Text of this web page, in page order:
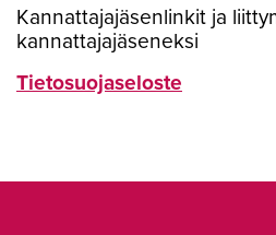
Kannattajajäsenlinkit ja
kannattajajäseneksi
Tietosuojaseloste